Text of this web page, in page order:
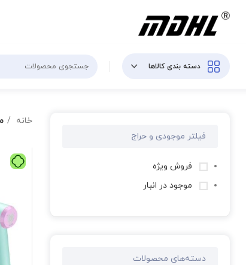
دسته بندی کالاها
فیلتر موجودی و حراج
فروش ویژه
موجود در انبار
دسته‌های محصولات
خانه